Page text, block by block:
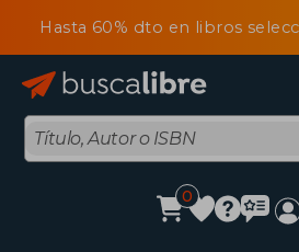
Hasta 60% dto en libros
0